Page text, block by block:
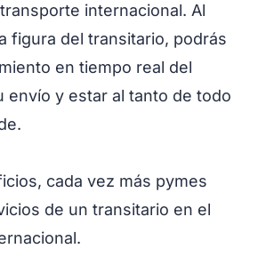
internacional. Al
figura del transitario, podrás
en tiempo real del
envío y estar al tanto de todo
cada vez más pymes
de un transitario en el